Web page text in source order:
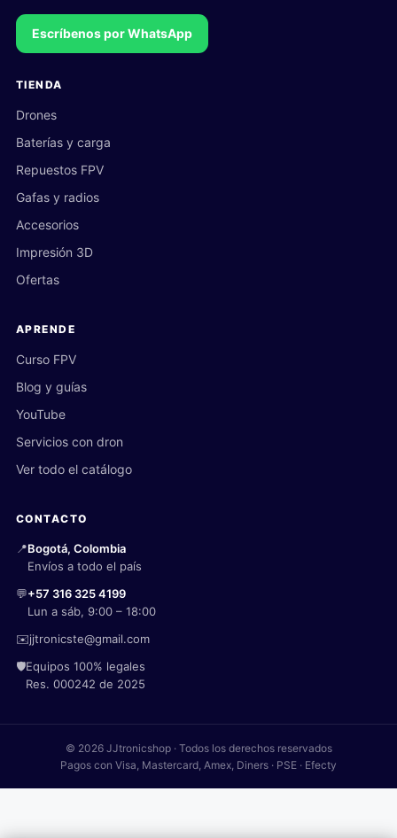
Escríbenos por WhatsApp
TIENDA
Drones
Baterías y carga
Repuestos FPV
Gafas y radios
Accesorios
Impresión 3D
Ofertas
APRENDE
Curso FPV
Blog y guías
YouTube
Servicios con dron
Ver todo el catálogo
CONTACTO
📍Bogotá, Colombia
Envíos a todo el país
💬+57 316 325 4199
Lun a sáb, 9:00 – 18:00
✉️jjtronicste@gmail.com
🛡️Equipos 100% legales
Res. 000242 de 2025
© 2026 JJtronicshop · Todos los derechos reservados
Pagos con Visa, Mastercard, Amex, Diners · PSE · Efecty